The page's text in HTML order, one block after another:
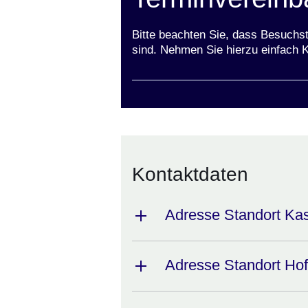
Bitte beachten Sie, dass
sind. Nehmen Sie hierzu einfach
Kontaktdaten
Adresse Standort
Adresse Standort